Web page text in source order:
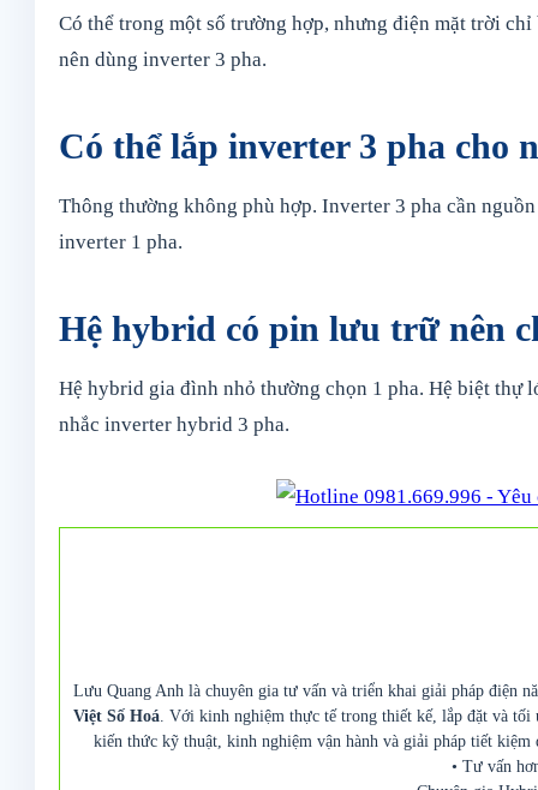
Có thể trong một số trường hợp, nhưng điện mặt trời
nên dùng inverter 3 pha.
Có thể lắp inverter 3 pha cho
Thông thường không phù hợp. Inverter 3 pha cần
inverter 1 pha.
Hệ hybrid có pin lưu trữ nên
Hệ hybrid gia đình nhỏ thường chọn 1 pha. Hệ biệt thự
nhắc inverter hybrid 3 pha.
Lưu Quang Anh là chuyên gia tư vấn và triển khai giải pháp điện
Việt Số Hoá. Với kinh nghiệm thực tế trong thiết kế, lắp đặt và tối
kiến thức kỹ thuật, kinh nghiệm vận hành và giải pháp tiết
• Tư vấn